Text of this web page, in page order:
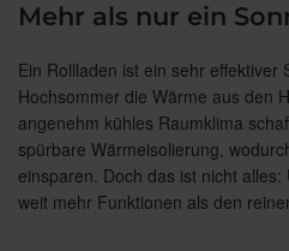
Mehr als nur ein
Ein Rollladen ist ein sehr effektiver
Hochsommer die Wärme aus den
angenehm kühles Raumklima
spürbare Wärmeisolierung,
einsparen. Doch das ist nicht
weit mehr Funktionen als den